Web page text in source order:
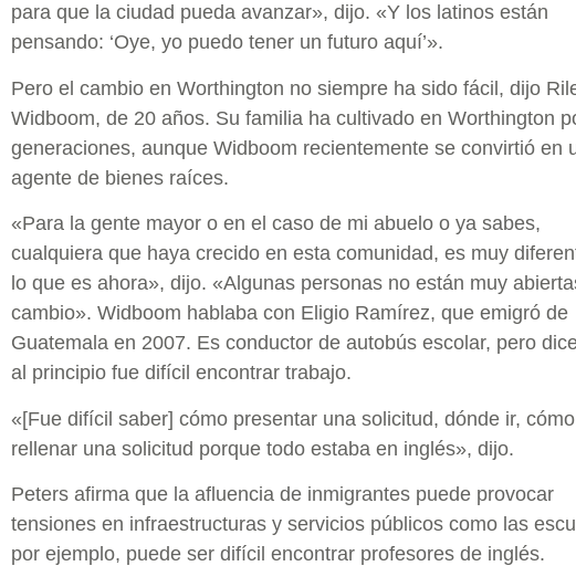
para que la ciudad pueda avanzar», dijo. «Y los latinos están
pensando: ‘Oye, yo puedo tener un futuro aquí’».
Pero el cambio en Worthington no siempre ha sido fácil, dijo
Widboom, de 20 años. Su familia ha cultivado en Worthington
generaciones, aunque Widboom recientemente se convirtió en
agente de bienes raíces.
«Para la gente mayor o en el caso de mi abuelo o ya sabes,
cualquiera que haya crecido en esta comunidad, es muy
lo que es ahora», dijo. «Algunas personas no están muy
cambio». Widboom hablaba con Eligio Ramírez, que emigró de
Guatemala en 2007. Es conductor de autobús escolar, pero
al principio fue difícil encontrar trabajo.
«[Fue difícil saber] cómo presentar una solicitud, dónde ir, cómo
rellenar una solicitud porque todo estaba en inglés», dijo.
Peters afirma que la afluencia de inmigrantes puede provocar
tensiones en infraestructuras y servicios públicos como las
por ejemplo, puede ser difícil encontrar profesores de inglés.